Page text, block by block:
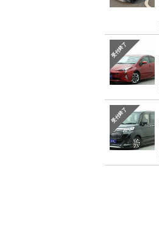
受付終了
受付終了